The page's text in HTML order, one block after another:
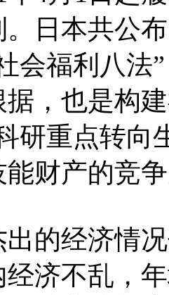
。日本共公
会福利八法
据，也是构
研重点转向
能财产的竞
出的经济情
济不乱，